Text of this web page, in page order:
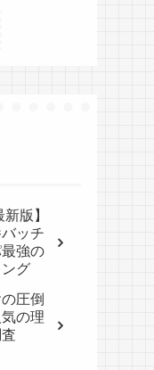
新版】
ッチ
強の
グ
圧倒
の理